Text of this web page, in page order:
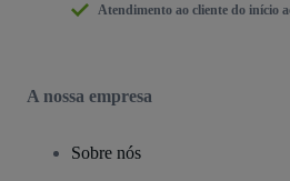
Atendimento ao cliente do início
A nossa empresa
Sobre nós